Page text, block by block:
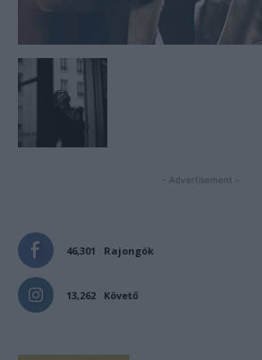
- Advertisement -
46,301 Rajongók
13,262 Követő